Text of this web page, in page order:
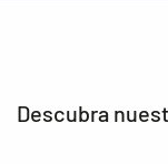
Descubra